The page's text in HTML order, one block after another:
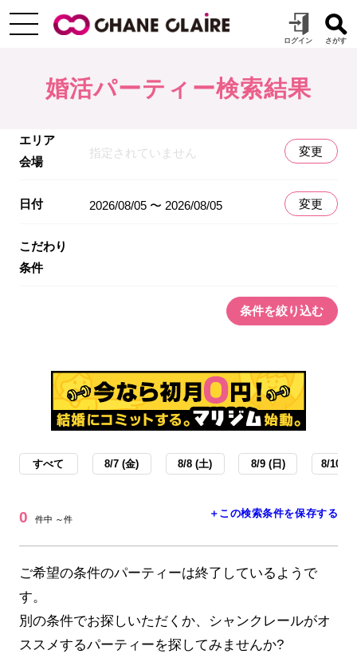
婚活パーティー検索結果
エリア
会場
指定されていません 変更
日付 2026/08/05 〜 2026/08/05 変更
こだわり
条件
条件を絞り込む
すべて 8/7 (金) 8/8 (土) 8/9 (日) 8/10 (
0 件中 ～件 ＋この検索条件を保存する
ご希望の条件のパーティーは終了しているようで
す。
別の条件でお探しいただくか、シャンクレールがオ
ススメするパーティーを探してみませんか?